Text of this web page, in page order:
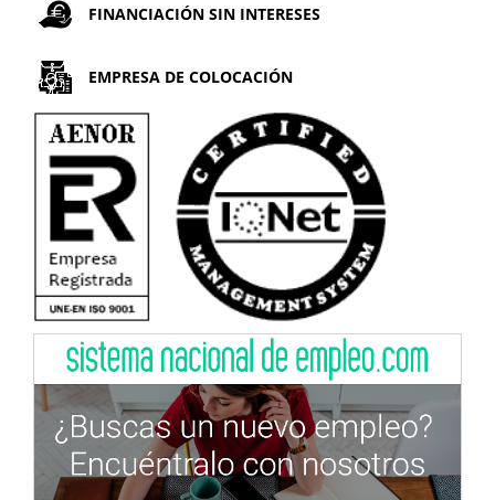
FINANCIACIÓN SIN INTERESES
EMPRESA DE COLOCACIÓN